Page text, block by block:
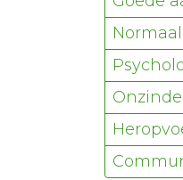
Vaccineren
Fokken
Urgentie
Voeding
Ziekten